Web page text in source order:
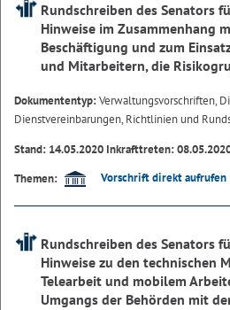
Rundschreiben des Senators
Hinweise im Zusammenhang
Beschäftigung und zum
und Mitarbeitern, die
Dokumententyp:Verwaltungsvorschriften,
Dienstvereinbarungen, Richtlinien und
Stand: 14.05.2020 Inkrafttreten:
Themen:
Vorschrift direkt aufrufen
Rundschreiben des Senators
Hinweise zu den technischen
Telearbeit und mobilem
Umgangs der Behörden mit